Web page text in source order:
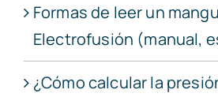
Formas de leer un
Electrofusión (manual,
¿Cómo calcular la